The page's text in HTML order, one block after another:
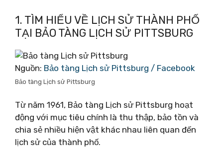
1. TÌM HIỂU VỀ LỊCH SỬ THÀNH PHỐ
TẠI BẢO TÀNG LỊCH SỬ PITTSBURG
Nguồn: Bảo tàng Lịch sử Pittsburg / Facebook
Bảo tàng Lịch sử Pittsburg
Từ năm 1961, Bảo tàng Lịch sử Pittsburg hoạt
động với mục tiêu chính là thu thập, bảo tồn và
chia sẻ nhiều hiện vật khác nhau liên quan đến
lịch sử của thành phố.